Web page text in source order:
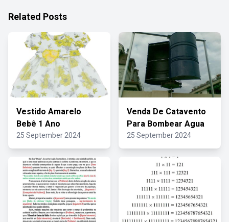
Related Posts
Vestido Amarelo
Bebê 1 Ano
25 September 2024
Venda De Catavento
Para Bombear Agua
25 September 2024